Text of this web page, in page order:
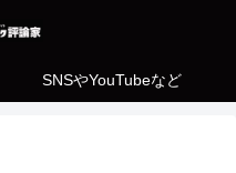
SNSやYouTubeなど